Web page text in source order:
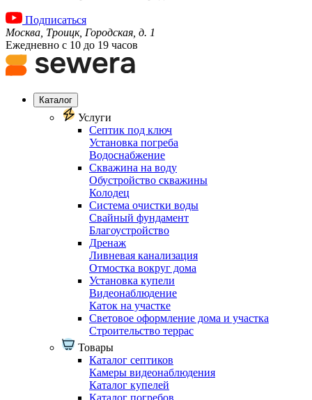
Подписаться
Москва, Троицк, Городская, д. 1
Ежедневно с 10 до 19 часов
Каталог
Услуги
Септик под ключ
Установка погреба
Водоснабжение
Скважина на воду
Обустройство скважины
Колодец
Система очистки воды
Свайный фундамент
Благоустройство
Дренаж
Ливневая канализация
Отмостка вокруг дома
Установка купели
Видеонаблюдение
Каток на участке
Световое оформление дома и участка
Строительство террас
Товары
Каталог септиков
Камеры видеонаблюдения
Каталог купелей
Каталог погребов